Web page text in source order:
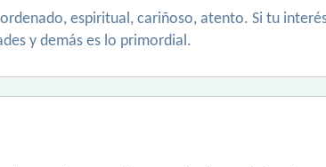
espiritual, cariñoso, atento. Si tu
y demás es lo primordial.